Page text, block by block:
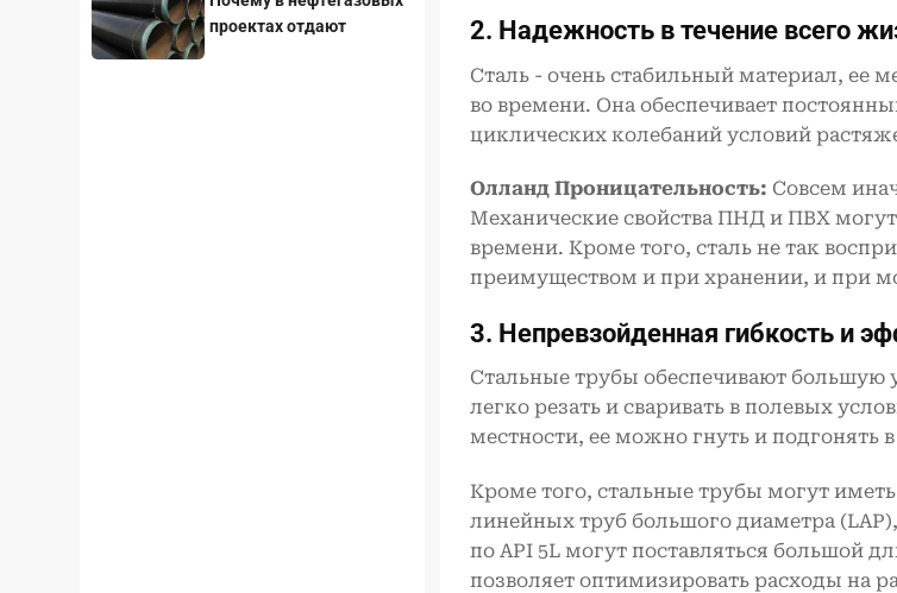
проектах отдают
2. Надежность в течение всего
Сталь - очень стабильный материал, ее
во времени. Она обеспечивает
циклических колебаний условий
Олланд Проницательность: Совсем
Механические свойства ПНД и ПВХ
времени. Кроме того, сталь не так
преимуществом и при хранении, и при
3. Непревзойденная гибкость и
Стальные трубы обеспечивают большую
легко резать и сваривать в полевых
местности, ее можно гнуть и подгонять
Кроме того, стальные трубы могут
линейных труб большого диаметра
по API 5L могут поставляться большой
позволяет оптимизировать расходы на